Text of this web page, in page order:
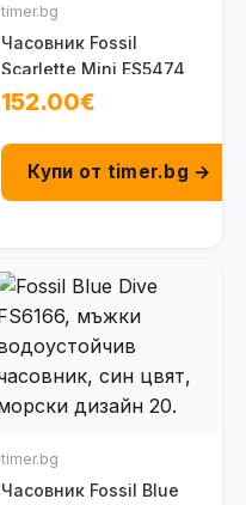
timer.bg
Часовник Fossil
Scarlette Mini ES5474
152.00€
Купи от timer.bg →
timer.bg
Часовник Fossil Blue